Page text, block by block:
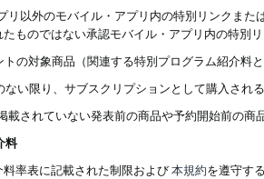
リ以外のモバイル・アプリ内の特別リンクま
ものではない承認モバイル・アプリ内の特別
トの対象商品（関連する特別プログラム紹介料
ない限り、サブスクリプションとして購入され
載されていない発表前の商品や予約開始前の商
料
率表に記載された制限および本規約を遵守す